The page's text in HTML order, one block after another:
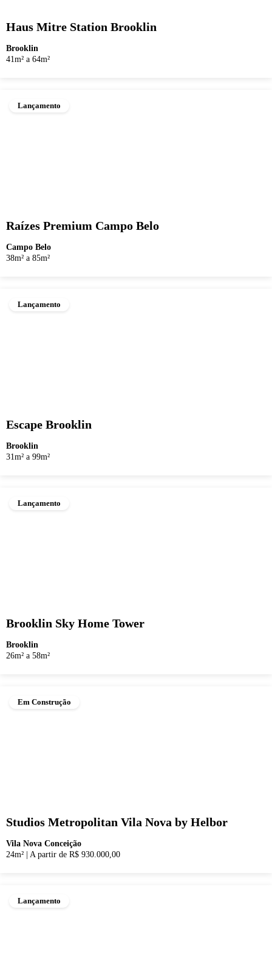
Haus Mitre Station Brooklin
Brooklin
41m² a 64m²
Lançamento
Raízes Premium Campo Belo
Campo Belo
38m² a 85m²
Lançamento
Escape Brooklin
Brooklin
31m² a 99m²
Lançamento
Brooklin Sky Home Tower
Brooklin
26m² a 58m²
Em Construção
Studios Metropolitan Vila Nova by Helbor
Vila Nova Conceição
24m²
A partir de R$ 930.000,00
Lançamento